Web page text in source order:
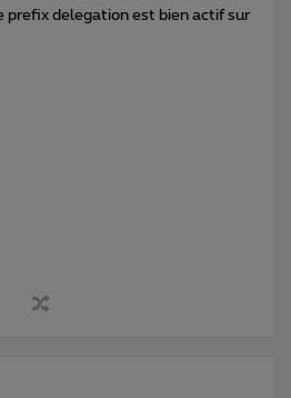
prefix delegation est bien actif sur